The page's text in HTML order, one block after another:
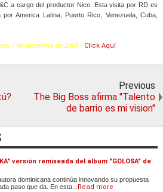
a cargo del productor Nico. Esta visita por RD es
America Latina, Puerto Rico, Venezuela, Cuba,
7 de diciembre de 2006 / Click Aquí
Previous
The Big Boss afirma "Talento
de barrio es mi vision"
versión remixeada del álbum "GOLOSA" de
dominicana continúa innovando su propuesta
paso que da. En esta...
Read more